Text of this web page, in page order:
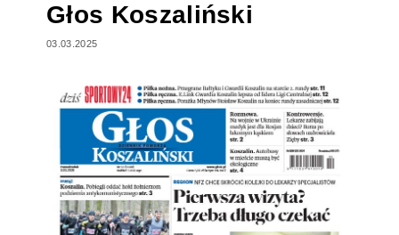
Głos Koszaliński
03.03.2025